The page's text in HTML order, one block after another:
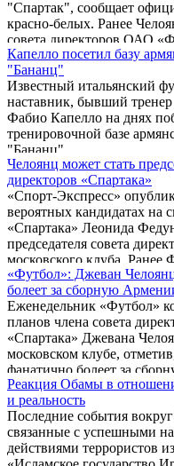
"Спартак", сообщает
красно-белых. Ранее
совета директоров ОАО
«Спартак-Москва».
Капелло посетил базу
"Бананц"
Известный итальянский
наставник, бывший
Фабио Капелло на днях
тренировочной базе
"Бананц".
Челоянц может стать
директоров «Спартака»
«Спорт-Экспресс»
вероятных кандидатах на
«Спартака» Леонида
председателя совета
московского клуба. Ранее
настало время отдать
управлению «Спартаком»
а он больше не будет
по футболу.
«Футбол»: Джеван
болеет за сборную
Еженедельник «Футбол»
планов члена совета
«Спартака» Джевана
московском клубе,
фанатично болеет за
меня одна любовь на всю
«Спартак». Это связано с
меня отец. Он был
футболистом, играл за
«Нефтяник». Отец привил
Реакция Обамы в
и реальность
Последние события
связанные с успешными
действиями террористов